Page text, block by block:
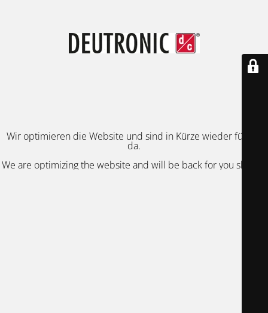
Wir optimieren die Website und sind in Kürze wieder für Sie
da.
We are optimizing the website and will be back for you shortly.